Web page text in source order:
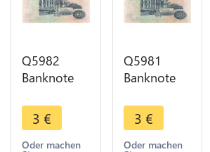
Q5982
Banknote
Dollar Bird
1976 ->
Make offer
3 €
Oder machen
Q5981
Banknote
Dollar Bird
1976 ->
Make offer
3 €
Oder machen